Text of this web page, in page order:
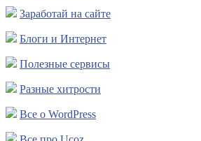
Заработай на сайте
Блоги и Интернет
Полезные сервисы
Разные хитрости
Все о WordPress